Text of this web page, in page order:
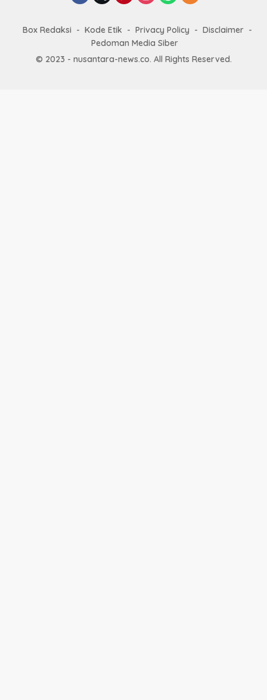
Box Redaksi Kode Etik Privacy Policy
Disclaimer
Pedoman Media Siber
© 2023 - nusantara-news.co. All Rights Reserved.